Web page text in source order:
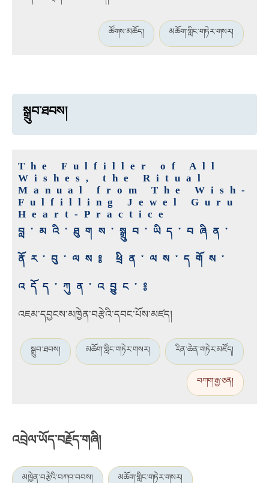
ཚོགས་མཆོད། མཆོག་གླིང་གཏེར་གསར།
སྒྲུབ་ཐབས།
The Fulfiller of All
Wishes, the Ritual
Manual from The Wish-
Fulfilling Jewel Guru
Heart-Practice
བླ་མའི་ཐུགས་སྒྲུབ་ཡིད་བཞིན་
ནོར་བུ་ལས༔ ཕྲིན་ལས་དགོས་
འདོད་ཀུན་འབྱུང་༔
འཇམ་དབྱངས་མཁྱེན་བརྩེའི་དབང་པོས་མཛད།
སྒྲུབ་ཐབས། མཆོག་གླིང་གཏེར་གསར། རིན་ཆེན་གཏེར་མཛོད།
བཀག་རྒྱ་ཅན།
འབྲེལ་ཡོད་བརྗོད་གཞི།
མཁྱེན་བརྩེའི་བཀའ་བབས། མཆོག་གླིང་གཏེར་གསར།